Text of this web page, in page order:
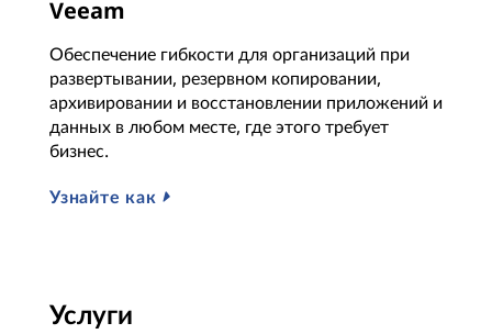
Veeam
Обеспечение гибкости для организаций при
развертывании, резервном копировании,
архивировании и восстановлении приложений и
данных в любом месте, где этого требует
бизнес.
Узнайте как
Услуги